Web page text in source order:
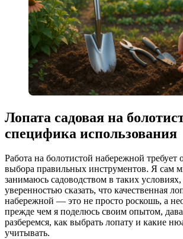
Лопата садовая на
специфика использования
Работа на болотистой набережной требует
выбора правильных инструментов. Я сам
занимаюсь садоводством в таких
уверенностью сказать, что качественная
набережной — это не просто роскошь, а
прежде чем я поделюсь своим опытом,
разберемся, как выбрать лопату и какие
учитывать.